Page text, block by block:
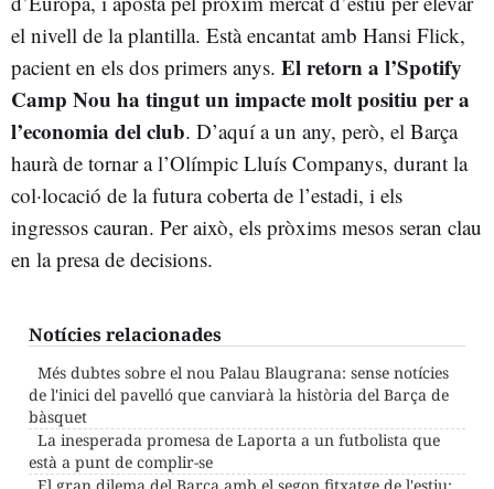
el nivell de la plantilla. Està encantat amb Hansi Flick,
pacient en els dos primers anys. El retorn a l’Spotify
Camp Nou ha tingut un impacte molt positiu per a
l’economia del club. D’aquí a un any, però, el Barça
haurà de tornar a l’Olímpic Lluís Companys, durant la
col·locació de la futura coberta de l’estadi, i els
ingressos cauran. Per això, els pròxims mesos seran clau
en la presa de decisions.
Notícies relacionades
Més dubtes sobre el nou Palau Blaugrana: sense notícies
de l'inici del pavelló que canviarà la història del Barça de
bàsquet
La inesperada promesa de Laporta a un futbolista que
està a punt de complir-se